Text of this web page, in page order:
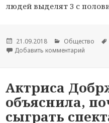
людей выделят 3 с
Опубликовано
21.09.2018 Рубрики
Общество
Добавить комментарий
Актриса
объяснила,
сыграть